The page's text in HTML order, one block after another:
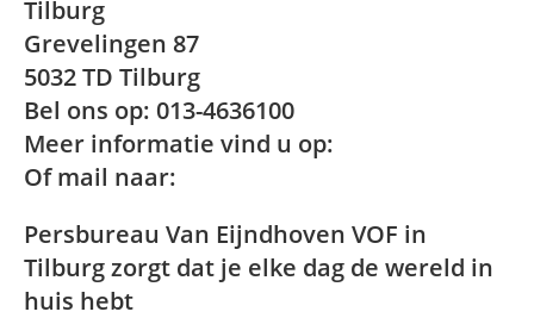
Tilburg
Grevelingen 87
5032 TD Tilburg
Bel ons op: 013-4636100
Meer informatie vind u op:
Of mail naar:
Persbureau Van Eijndhoven VOF in
Tilburg zorgt dat je elke dag de wereld in
huis hebt